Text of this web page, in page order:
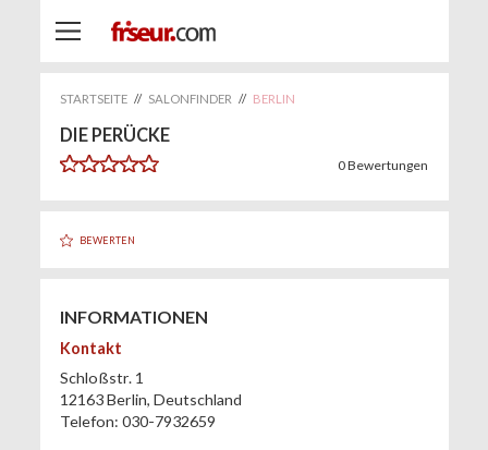
STARTSEITE // SALONFINDER // BERLIN
DIE PERÜCKE
0Bewertungen
BEWERTEN
INFORMATIONEN
Kontakt
Schloßstr. 1
12163Berlin, Deutschland
Telefon: 030-7932659